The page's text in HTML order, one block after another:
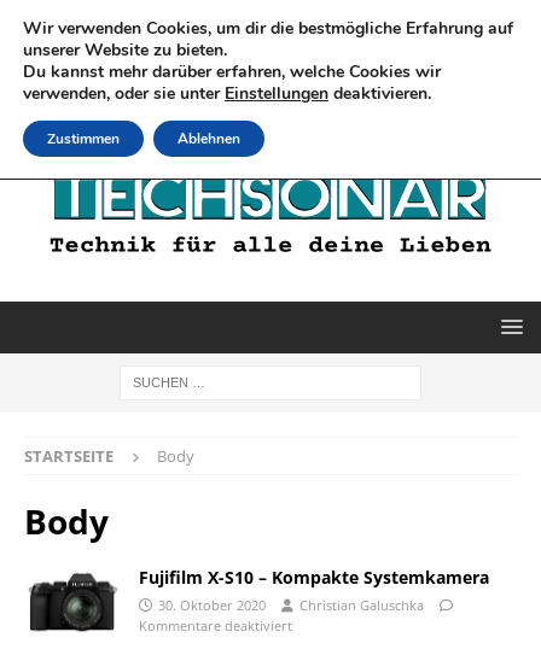
STARTSEITE Body
Body
Fujifilm X-S10 – Kompakte Systemkamera
30. Oktober 2020
Christian Galuschka
Kommentare deaktiviert
Wir verwenden Cookies, um dir die bestmögliche Erfahrung auf
unserer Website zu bieten.
Du kannst mehr darüber erfahren, welche Cookies wir
verwenden, oder sie unter Einstellungen deaktivieren.
Zustimmen Ablehnen